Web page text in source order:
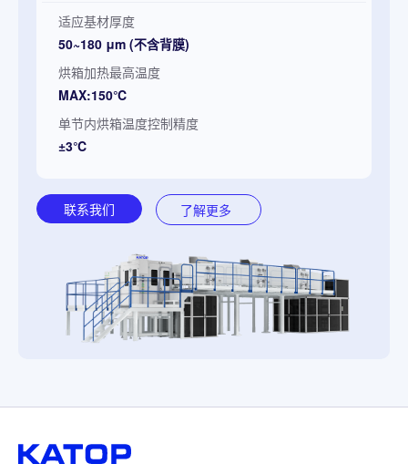
适应基材厚度
50~180 μm (不含背膜)
烘箱加热最高温度
MAX:150℃
单节内烘箱温度控制精度
±3℃
联系我们 了解更多